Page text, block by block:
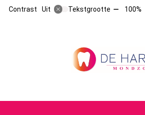
Contrast Uit Tekstgrootte Tekst100%